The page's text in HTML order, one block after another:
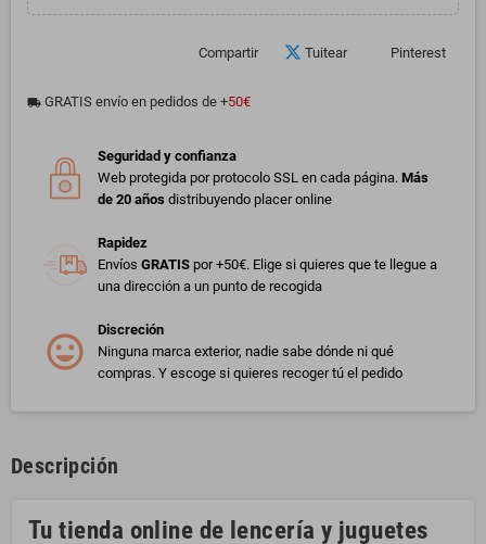
Compartir Tuitear Pinterest
local_shipping GRATIS envío en pedidos de +50€
Seguridad y confianza
Web protegida por protocolo SSL en cada página. Más
de 20 años distribuyendo placer online
Rapidez
Envíos GRATIS por +50€. Elige si quieres que te llegue a
una dirección a un punto de recogida
Discreción
Ninguna marca exterior, nadie sabe dónde ni qué
compras. Y escoge si quieres recoger tú el pedido
Descripción
Tu tienda online de lencería y juguetes